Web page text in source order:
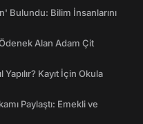
Bulundu: Bilim İnsanlarını
Alan Adam Çit
Yapılır? Kayıt İçin Okula
Paylaştı: Emekli ve